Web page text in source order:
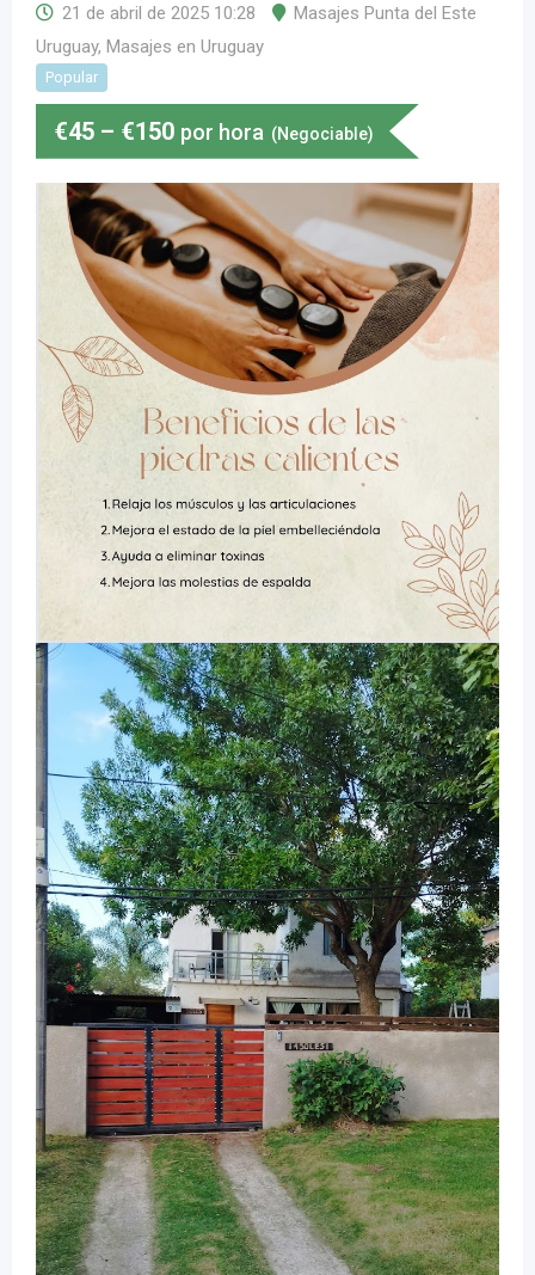
21 de abril de 2025 10:28
Masajes Punta del Este
Uruguay, Masajes en Uruguay
Popular
€45 – €150 por hora (Negociable)